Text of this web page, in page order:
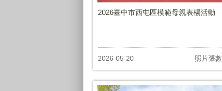
2026臺中市西屯區模範母親表楊活動
2026-05-20 照片張數